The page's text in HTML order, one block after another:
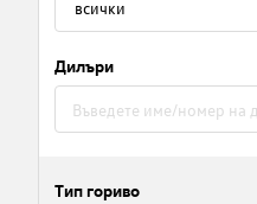
Дилъри
Тип гориво